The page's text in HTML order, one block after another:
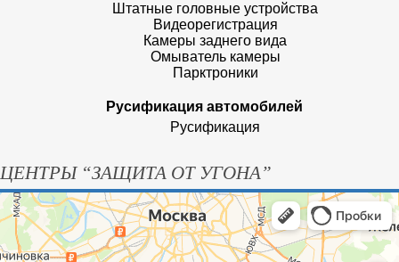
Штатные головные устройства
Видеорегистрация
Камеры заднего вида
Омыватель камеры
Парктроники
Русификация автомобилей
Русификация
ЦЕНТРЫ “ЗАЩИТА ОТ УГОНА”